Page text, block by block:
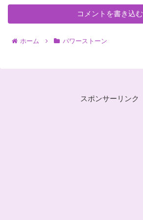
コメントを書き込む
ホーム パワーストーン
スポンサーリンク